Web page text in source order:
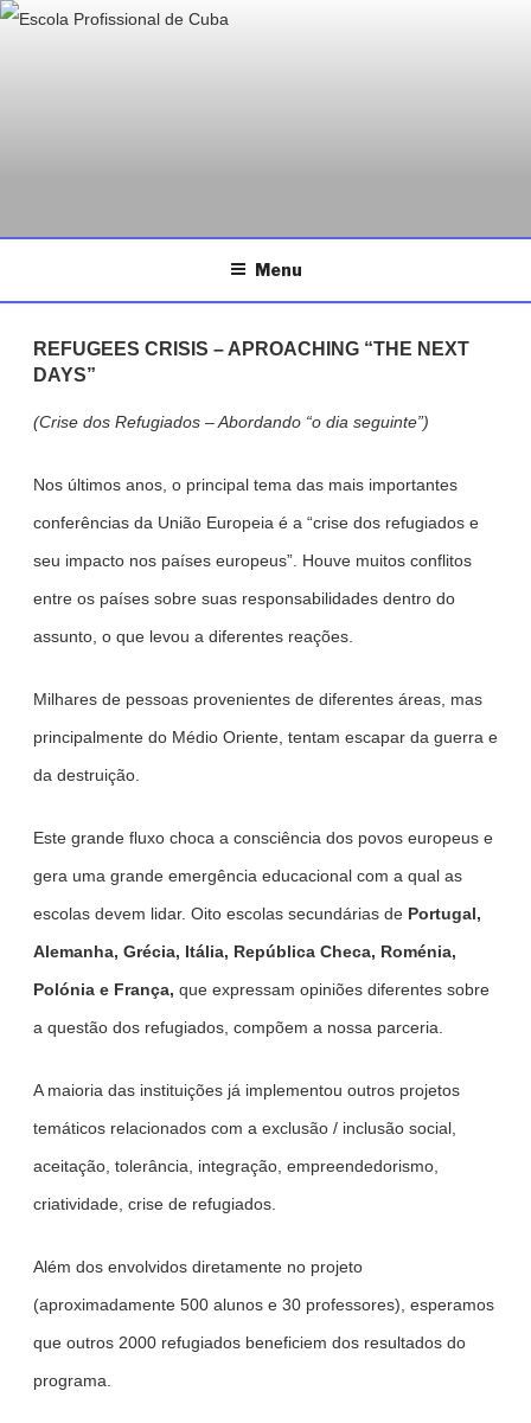
SaltarESCOLA PROFISSIONAL DE
Menu
REFUGEES CRISIS – APROACHING “THE NEXT
DAYS”
(Crise dos Refugiados – Abordando “o dia seguinte”)
Nos últimos anos, o principal tema das mais importantes
conferências da União Europeia é a “crise dos refugiados e
seu impacto nos países europeus”. Houve muitos conflitos
entre os países sobre suas responsabilidades dentro do
assunto, o que levou a diferentes reações.
Milhares de pessoas provenientes de diferentes áreas, mas
principalmente do Médio Oriente, tentam escapar da guerra e
da destruição.
Este grande fluxo choca a consciência dos povos europeus e
gera uma grande emergência educacional com a qual as
escolas devem lidar. Oito escolas secundárias de Portugal,
Alemanha, Grécia, Itália, República Checa, Roménia,
Polónia e França, que expressam opiniões diferentes sobre
a questão dos refugiados, compõem a nossa parceria.
A maioria das instituições já implementou outros projetos
temáticos relacionados com a exclusão / inclusão social,
aceitação, tolerância, integração, empreendedorismo,
criatividade, crise de refugiados.
Além dos envolvidos diretamente no projeto
(aproximadamente 500 alunos e 30 professores), esperamos
que outros 2000 refugiados beneficiem dos resultados do
programa.